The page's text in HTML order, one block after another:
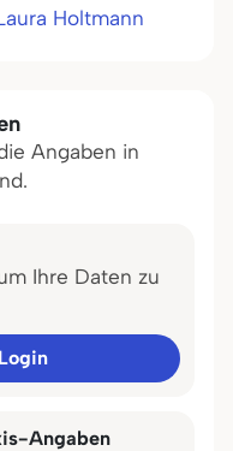
Holtmann
Angaben in
Ihre Daten zu
Angaben